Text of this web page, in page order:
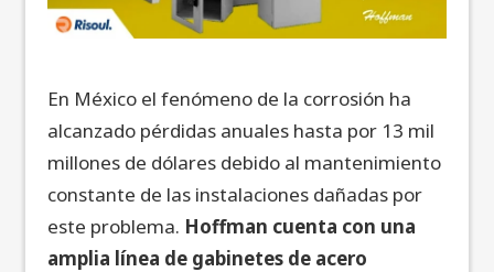
En México el fenómeno de la corrosión ha
alcanzado pérdidas anuales hasta por 13 mil
millones de dólares debido al mantenimiento
constante de las instalaciones dañadas por
este problema. Hoffman cuenta con una
amplia línea de gabinetes de acero